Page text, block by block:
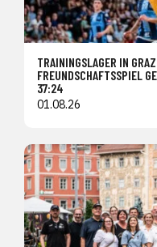
TRAININGSLAGER IN
FREUNDSCHAFTSSPIEL
37:24
01.08.26